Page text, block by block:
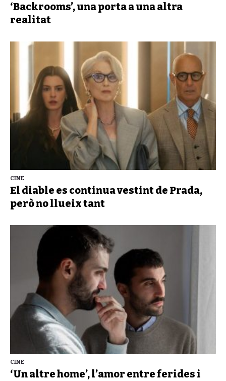
‘Backrooms’, una porta a una altra
realitat
CINE
El diable es continua vestint de Prada,
però no llueix tant
CINE
‘Un altre home’, l’amor entre ferides i